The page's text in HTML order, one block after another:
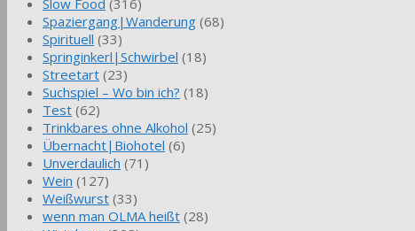
Spaziergang|Wanderung (68)
Spirituell (33)
Springinkerl|Schwirbel (18)
Streetart (23)
Suchspiel – Wo bin ich? (18)
Test (62)
Trinkbares ohne Alkohol (25)
Übernacht|Biohotel (6)
Unverdaulich (71)
Wein (127)
Weißwurst (33)
wenn man OLMA heißt (28)